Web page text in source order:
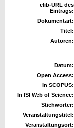
elib-URL des
Eintrags:
Dokumentart:
Titel:
Autoren:
Datum:
Open Access:
In SCOPUS:
In ISI Web of Science:
Stichwörter:
Veranstaltungstitel:
Veranstaltungsort: